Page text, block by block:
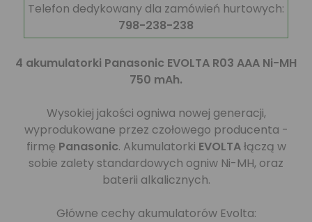
Telefon dedykowany dla zamówień hurtowych:
798-238-238
4 akumulatorki Panasonic EVOLTA R03 AAA Ni-MH
750 mAh.
Wysokiej jakości ogniwa nowej generacji,
wyprodukowane przez czołowego producenta -
firmę Panasonic. Akumulatorki EVOLTAłączą w
sobie zalety standardowych ogniw Ni-MH, oraz
baterii alkalicznych.
Główne cechy akumulatorów Evolta: